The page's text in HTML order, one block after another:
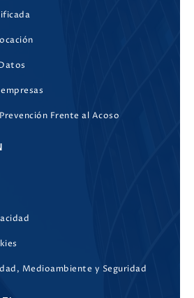
Frente al Acoso
Medioambiente y Seguridad